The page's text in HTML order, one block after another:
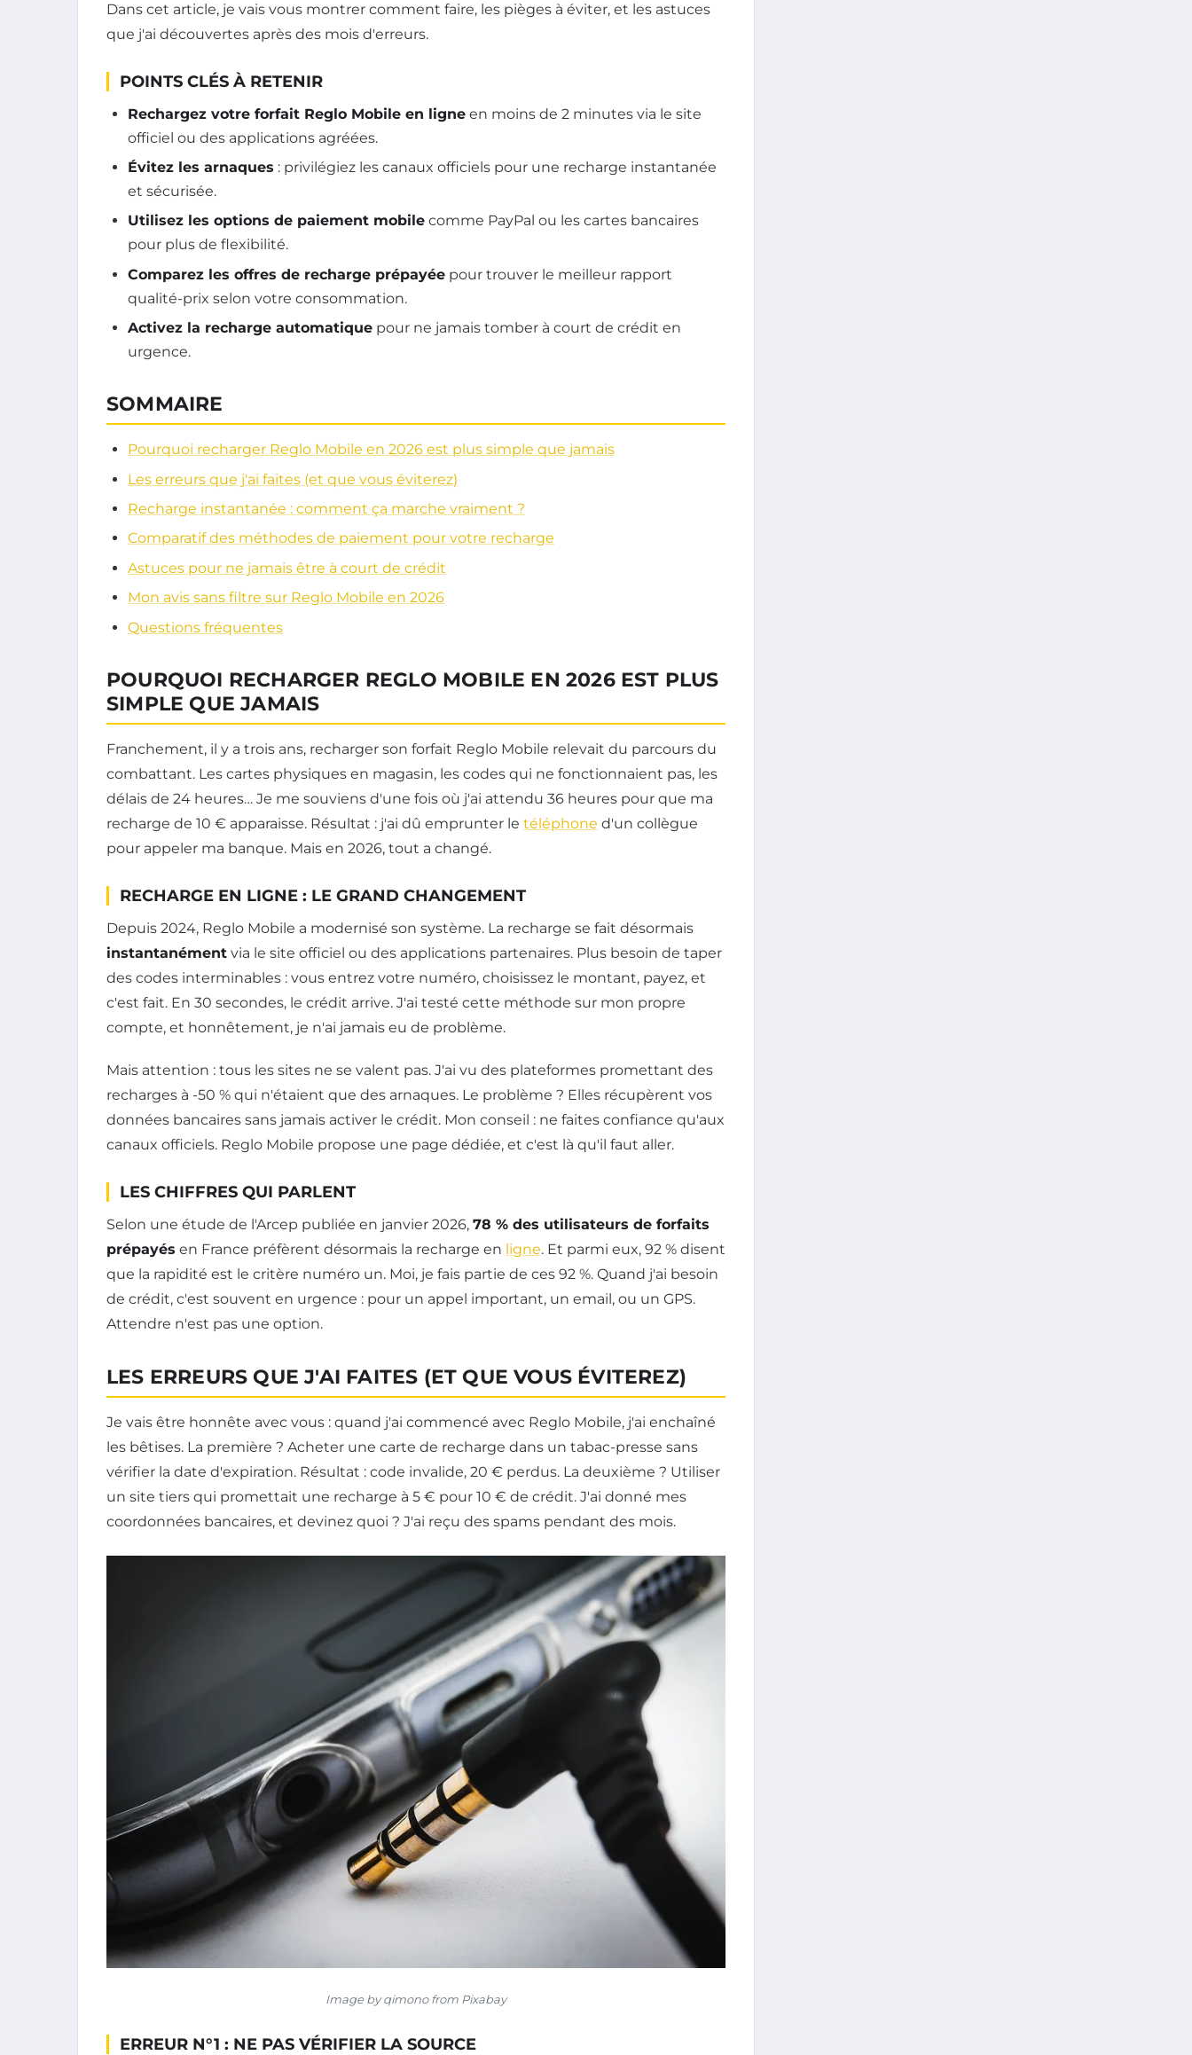
Dans cet article, je vais vous montrer comment faire, les pièges à éviter, et les astuces
que j'ai découvertes après des mois d'erreurs.
POINTS CLÉS À RETENIR
Rechargez votre forfait Reglo Mobile en ligne en moins de 2 minutes via le site
officiel ou des applications agréées.
Évitez les arnaques : privilégiez les canaux officiels pour une recharge instantanée
et sécurisée.
Utilisez les options de paiement mobile comme PayPal ou les cartes bancaires
pour plus de flexibilité.
Comparez les offres de recharge prépayée pour trouver le meilleur rapport
qualité-prix selon votre consommation.
Activez la recharge automatique pour ne jamais tomber à court de crédit en
urgence.
SOMMAIRE
Pourquoi recharger Reglo Mobile en 2026 est plus simple que jamais
Les erreurs que j'ai faites (et que vous éviterez)
Recharge instantanée : comment ça marche vraiment ?
Comparatif des méthodes de paiement pour votre recharge
Astuces pour ne jamais être à court de crédit
Mon avis sans filtre sur Reglo Mobile en 2026
Questions fréquentes
POURQUOI RECHARGER REGLO MOBILE EN 2026 EST PLUS
SIMPLE QUE JAMAIS
Franchement, il y a trois ans, recharger son forfait Reglo Mobile relevait du parcours du
combattant. Les cartes physiques en magasin, les codes qui ne fonctionnaient pas, les
délais de 24 heures… Je me souviens d'une fois où j'ai attendu 36 heures pour que ma
recharge de 10 € apparaisse. Résultat : j'ai dû emprunter le téléphone d'un collègue
pour appeler ma banque. Mais en 2026, tout a changé.
RECHARGE EN LIGNE : LE GRAND CHANGEMENT
Depuis 2024, Reglo Mobile a modernisé son système. La recharge se fait désormais
instantanément via le site officiel ou des applications partenaires. Plus besoin de taper
des codes interminables : vous entrez votre numéro, choisissez le montant, payez, et
c'est fait. En 30 secondes, le crédit arrive. J'ai testé cette méthode sur mon propre
compte, et honnêtement, je n'ai jamais eu de problème.
Mais attention : tous les sites ne se valent pas. J'ai vu des plateformes promettant des
recharges à -50 % qui n'étaient que des arnaques. Le problème ? Elles récupèrent vos
données bancaires sans jamais activer le crédit. Mon conseil : ne faites confiance qu'aux
canaux officiels. Reglo Mobile propose une page dédiée, et c'est là qu'il faut aller.
LES CHIFFRES QUI PARLENT
Selon une étude de l'Arcep publiée en janvier 2026, 78 % des utilisateurs de forfaits
prépayés en France préfèrent désormais la recharge en ligne. Et parmi eux, 92 % disent
que la rapidité est le critère numéro un. Moi, je fais partie de ces 92 %. Quand j'ai besoin
de crédit, c'est souvent en urgence : pour un appel important, un email, ou un GPS.
Attendre n'est pas une option.
LES ERREURS QUE J'AI FAITES (ET QUE VOUS ÉVITEREZ)
Je vais être honnête avec vous : quand j'ai commencé avec Reglo Mobile, j'ai enchaîné
les bêtises. La première ? Acheter une carte de recharge dans un tabac-presse sans
vérifier la date d'expiration. Résultat : code invalide, 20 € perdus. La deuxième ? Utiliser
un site tiers qui promettait une recharge à 5 € pour 10 € de crédit. J'ai donné mes
coordonnées bancaires, et devinez quoi ? J'ai reçu des spams pendant des mois.
Image by qimono from Pixabay
ERREUR N°1 : NE PAS VÉRIFIER LA SOURCE